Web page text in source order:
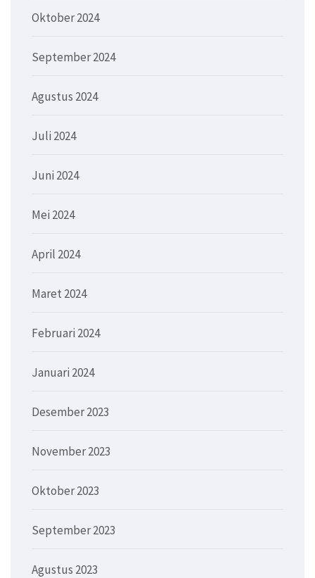
Oktober 2024
September 2024
Agustus 2024
Juli 2024
Juni 2024
Mei 2024
April 2024
Maret 2024
Februari 2024
Januari 2024
Desember 2023
November 2023
Oktober 2023
September 2023
Agustus 2023